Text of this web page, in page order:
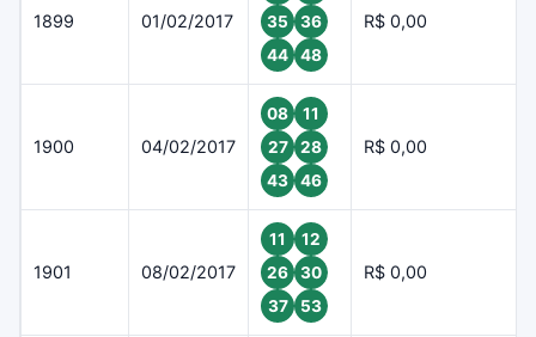
1899 01/02/2017
35
36
44
48
R$ 0,00
1900 04/02/2017
08
11
27
28
43
46
R$ 0,00
1901 08/02/2017
11
12
26
30
37
53
R$ 0,00